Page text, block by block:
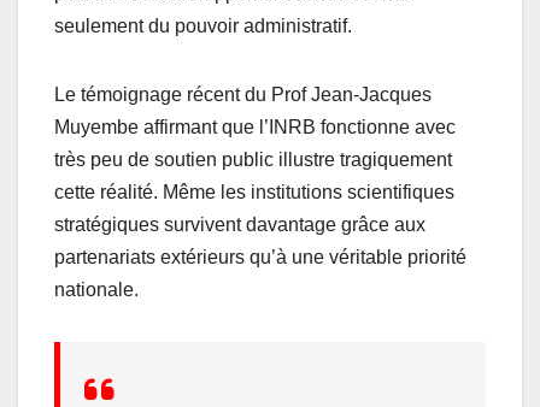
seulement du pouvoir administratif.
Le témoignage récent du Prof Jean-Jacques
Muyembe affirmant que l’INRB fonctionne avec
très peu de soutien public illustre tragiquement
cette réalité. Même les institutions scientifiques
stratégiques survivent davantage grâce aux
partenariats extérieurs qu’à une véritable priorité
nationale.